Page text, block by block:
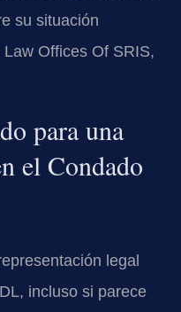
su situación
Offices Of SRIS,
para una
el Condado
legal
incluso si parece